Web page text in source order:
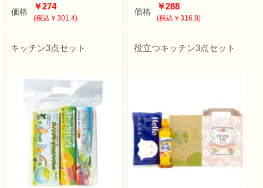
価格
￥274
(税込￥301.4)
価格
￥288
(税込￥316.8)
キッチン3点セット 役立つキッチン3点セット